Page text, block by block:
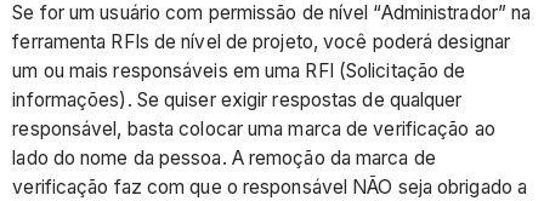
Se for um usuário com permissão de nível “Administrador” na
ferramenta RFIs de nível de projeto, você poderá designar
um ou mais responsáveis em uma RFI (Solicitação de
informações). Se quiser exigir respostas de qualquer
responsável, basta colocar uma marca de verificação ao
lado do nome da pessoa. A remoção da marca de
verificação faz com que o responsável NÃO seja obrigado a